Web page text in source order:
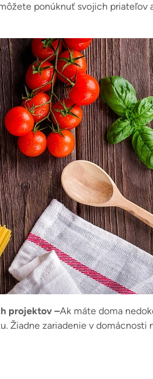
ponúknuť svojich priateľov
projektov –Ak máte doma
Žiadne zariadenie v domácnosti